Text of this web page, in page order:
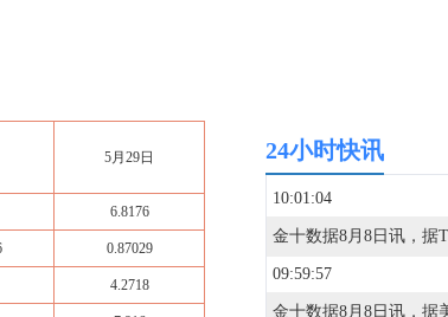
5月29日
6.8176
0.87029
4.2718
24小时快讯
10:01:04
09:59:57